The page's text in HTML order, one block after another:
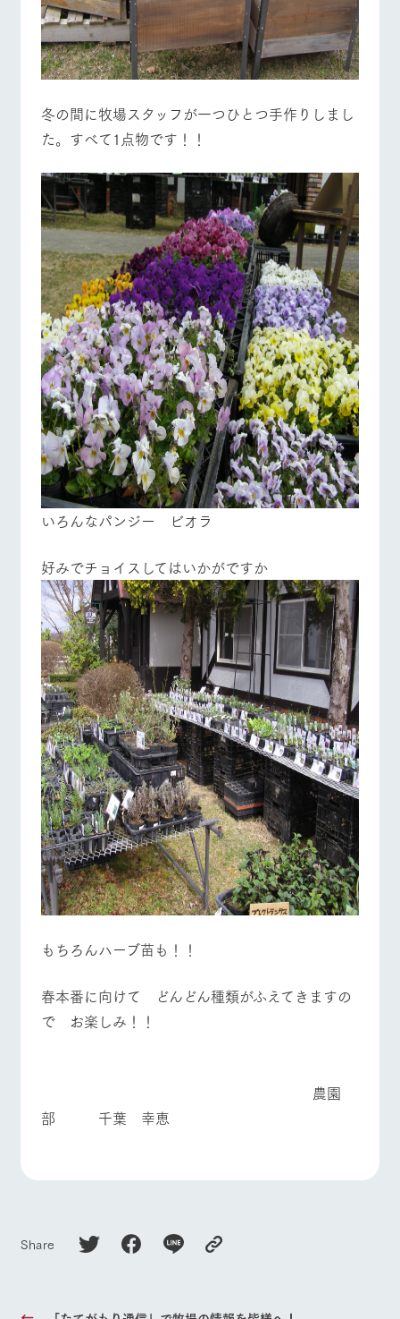
冬の間に牧場スタッフが一つひとつ手作りしまし
た。すべて1点物です！！
いろんなパンジー ビオラ
好みでチョイスしてはいかがですか
もちろんハーブ苗も！！
春本番に向けて どんどん種類がふえてきますの
で お楽しみ！！
農園
部 千葉 幸恵
Share